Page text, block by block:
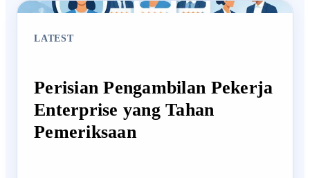
LATEST
Perisian Pengambilan Pekerja
Enterprise yang Tahan
Pemeriksaan